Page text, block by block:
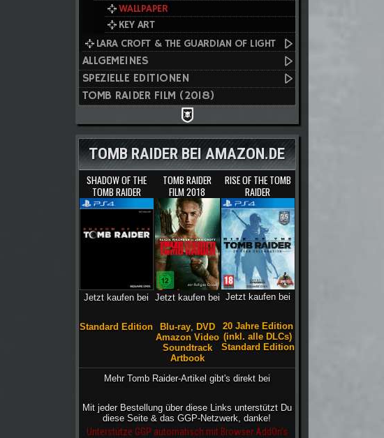
WALLPAPER
KEY ART
LARA CROFT & THE GUARDIAN OF LIGHT
ALLGEMEINES
SPEZIELLE EDITIONEN
TOMB RAIDER FILM (2018)
TOMB RAIDER BEI AMAZON.DE
SHADOW OF THE
TOMB RAIDER
Jetzt kaufen bei
Standard Edition
TOMB RAIDER
FILM 2018
Jetzt kaufen bei
Blu-ray, DVD
Amazon Video
Soundtrack
Artbook
RISE OF THE TOMB
RAIDER
Jetzt kaufen bei
20 Jahre Edition
(inkl. alle DLCs)
Standard Edition
Mehr Tomb Raider-Artikel gibt's direkt bei
Mit jeder Bestellung über diese Links unterstützt Du
diese Seite & das GGP-Netzwerk, danke!
Unterstütze GGP automatisch mit Browser AddOn's